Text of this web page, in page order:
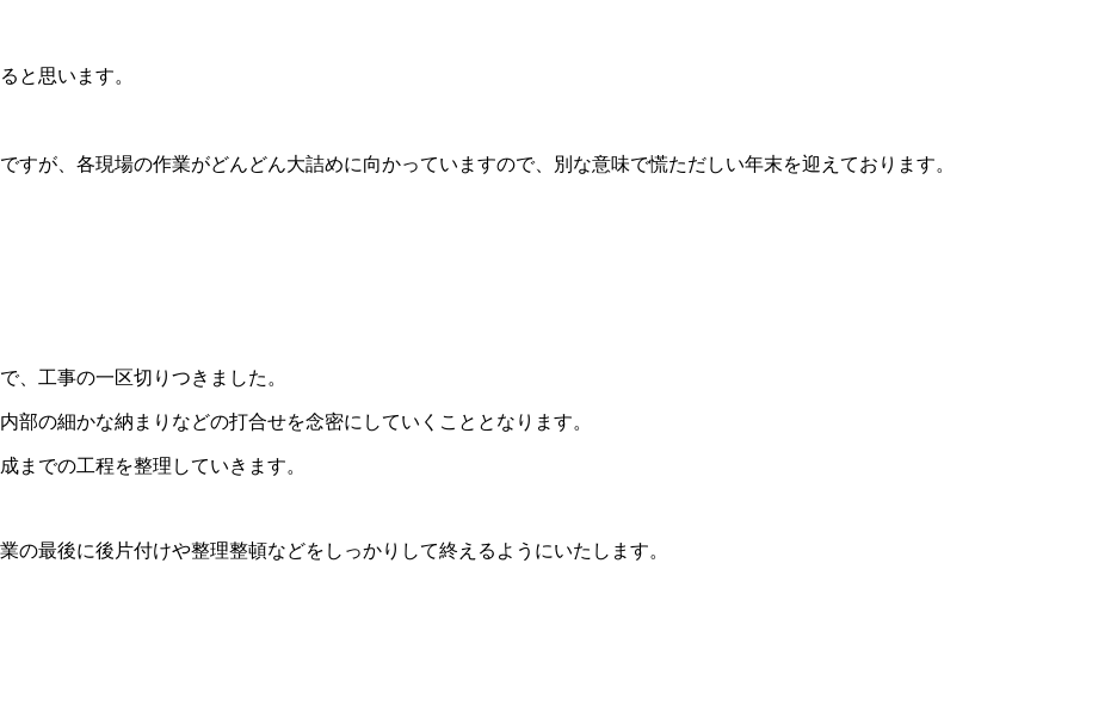
と思います。
すが、各現場の作業がどんどん大詰めに向かっていますので、別な意味で慌ただしい年末を迎えております。
、工事の一区切りつきました。
の細かな納まりなどの打合せを念密にしていくこととなります。
までの工程を整理していきます。
の最後に後片付けや整理整頓などをしっかりして終えるようにいたします。